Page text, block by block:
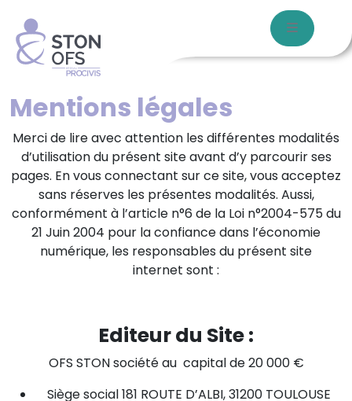
Menu
Mentions légales
Merci de lire avec attention les différentes modalités
d’utilisation du présent site avant d’y parcourir ses
pages. En vous connectant sur ce site, vous acceptez
sans réserves les présentes modalités. Aussi,
conformément à l’article n°6 de la Loi n°2004-575 du
21 Juin 2004 pour la confiance dans l’économie
numérique, les responsables du présent site
internet sont :
Editeur du Site :
OFS STON société au capital de 20 000 €
Siège social 181 ROUTE D’ALBI, 31200 TOULOUSE